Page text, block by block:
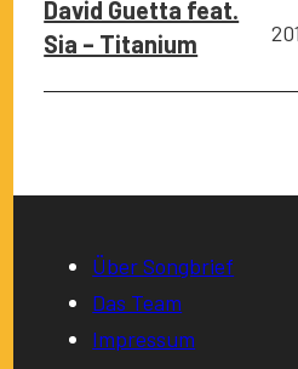
David Guetta feat.
Sia – Titanium
Über Songbrief
Das Team
Impressum